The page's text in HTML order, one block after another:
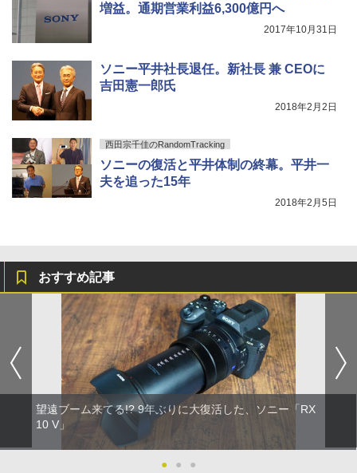
増益。通期営業利益6,300億円へ
2017年10月31日
ソニー平井社長退任。新社長 兼 CEOに
吉田憲一郎氏
2018年2月2日
西田宗千佳のRandomTracking
ソニーの復活と平井体制の終幕。平井一
夫を追った15年
2018年2月5日
おすすめ記事
望遠ブーム来てる!? 9年ぶりに大復活した、ソニー「RX
10 V」
● ● ●